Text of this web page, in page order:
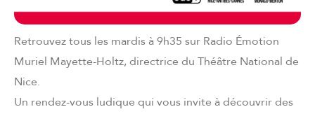
Retrouvez tous les mardis à 9h35 sur Radio Émotion
Muriel Mayette-Holtz, directrice du Théâtre National de
Nice.
Un rendez-vous ludique qui vous invite à découvrir des